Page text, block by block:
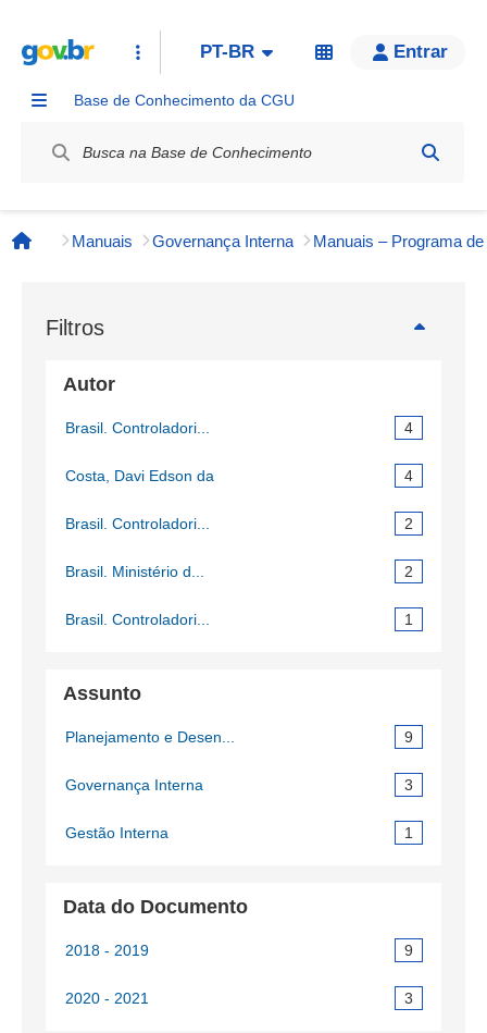
PT-BR Entrar
Base de Conhecimento da CGU
Página inicial
Manuais Governança Interna
Filtros
Autor
Brasil. Controladori... 4
Costa, Davi Edson da 4
Brasil. Controladori... 2
Brasil. Ministério d... 2
Brasil. Controladori... 1
Assunto
Planejamento e Desen... 9
Governança Interna 3
Gestão Interna 1
Data do Documento
2018 - 2019 9
2020 - 2021 3